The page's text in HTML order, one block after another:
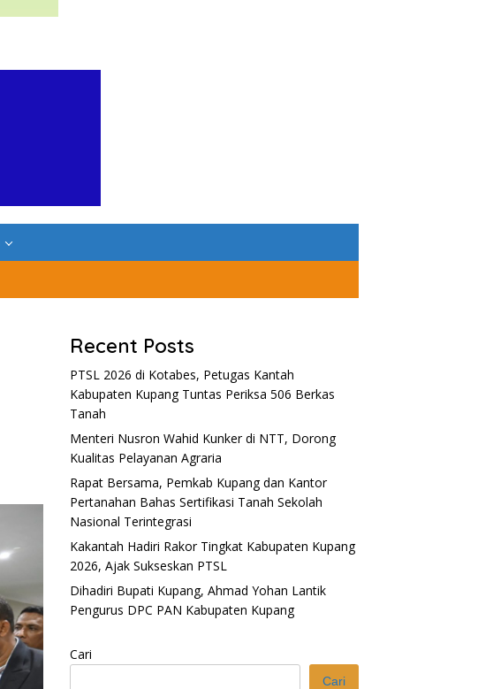
Recent Posts
PTSL 2026 di Kotabes, Petugas Kantah
Kabupaten Kupang Tuntas Periksa 506 Berkas
Tanah
Menteri Nusron Wahid Kunker di NTT, Dorong
Kualitas Pelayanan Agraria
Rapat Bersama, Pemkab Kupang dan Kantor
Pertanahan Bahas Sertifikasi Tanah Sekolah
Nasional Terintegrasi
Kakantah Hadiri Rakor Tingkat Kabupaten Kupang
2026, Ajak Sukseskan PTSL
Dihadiri Bupati Kupang, Ahmad Yohan Lantik
Pengurus DPC PAN Kabupaten Kupang
Cari
Cari